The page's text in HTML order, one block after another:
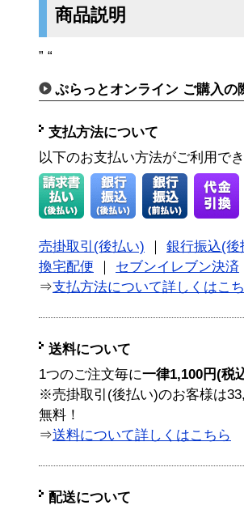
商品説明
” “
ぷらっとオンライン ご購入の
支払方法について
以下のお支払い方法がご利用で
売掛取引(後払い)
銀行振込(後
換宅配便
セブンイレブン決済
⇒支払方法について詳しくはこ
送料について
1つのご注文毎に一律1,100円(税
※売掛取引(後払い)のお客様は
無料！
⇒送料について詳しくはこちら
配送について